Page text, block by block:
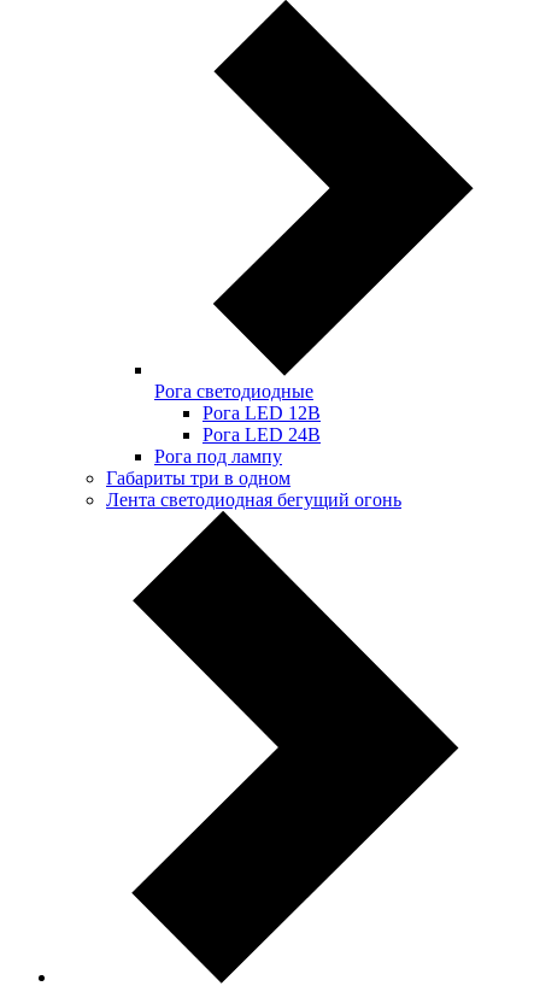
Рога светодиодные
Рога LED 12В
Рога LED 24В
Рога под лампу
Габариты три в одном
Лента светодиодная бегущий огонь